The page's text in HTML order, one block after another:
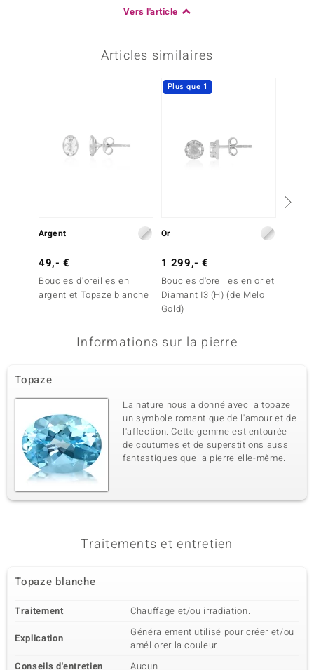
Vers l'article
Articles similaires
Argent
49,- €
Boucles d'oreilles en
argent et Topaze blanche
Plus que 1
Or
1 299,- €
Boucles d'oreilles en or et
Diamant I3 (H) (de Melo
Gold)
Informations sur la pierre
Topaze
La nature nous a donné avec la topaze
un symbole romantique de l'amour et de
l'affection. Cette gemme est entourée
de coutumes et de superstitions aussi
fantastiques que la pierre elle-même.
Traitements et entretien
Topaze blanche
Traitement Chauffage et/ou irradiation.
Explication
Généralement utilisé pour créer et/ou
améliorer la couleur.
Conseils d'entretien
Aucun